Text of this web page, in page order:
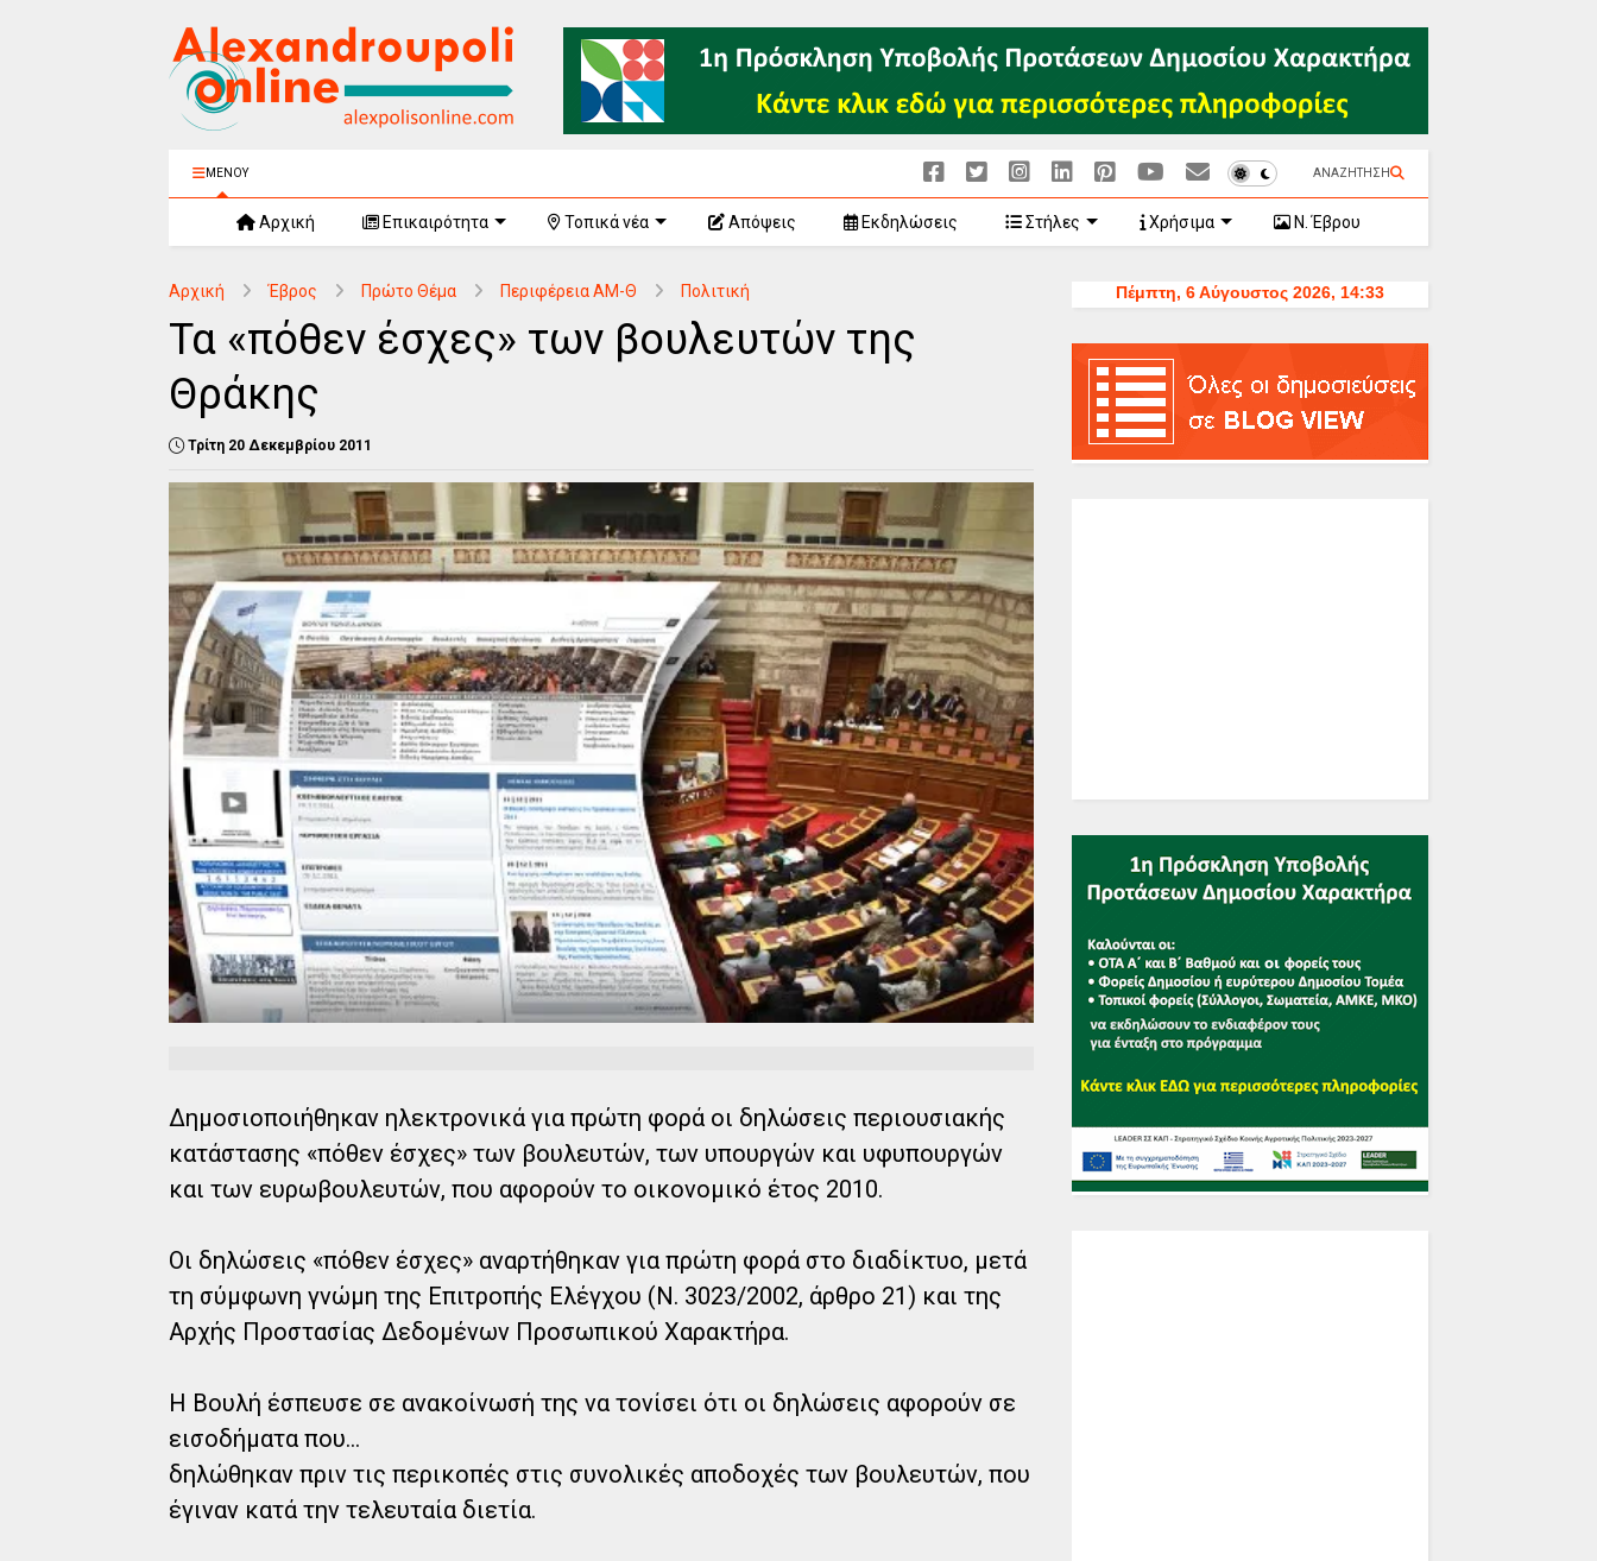
ΜΕΝΟΥ ΑΝΑΖΗΤΗΣΗ
Αρχική Επικαιρότητα Τοπικά νέα Απόψεις Εκδηλώσεις Στήλες Χρήσιμα Ν. Έβρου
Αρχική Έβρος Πρώτο Θέμα Περιφέρεια ΑΜ-Θ Πολιτική
Τα «πόθεν έσχες» των βουλευτών της
Θράκης
Τρίτη 20 Δεκεμβρίου 2011
Δημοσιοποιήθηκαν ηλεκτρονικά για πρώτη φορά οι δηλώσεις περιουσιακής
κατάστασης «πόθεν έσχες» των βουλευτών, των υπουργών και υφυπουργών
και των ευρωβουλευτών, που αφορούν το οικονομικό έτος 2010.
Οι δηλώσεις «πόθεν έσχες» αναρτήθηκαν για πρώτη φορά στο διαδίκτυο, μετά
τη σύμφωνη γνώμη της Επιτροπής Ελέγχου (Ν. 3023/2002, άρθρο 21) και της
Αρχής Προστασίας Δεδομένων Προσωπικού Χαρακτήρα.
Η Βουλή έσπευσε σε ανακοίνωσή της να τονίσει ότι οι δηλώσεις αφορούν σε
εισοδήματα που...
δηλώθηκαν πριν τις περικοπές στις συνολικές αποδοχές των βουλευτών, που
έγιναν κατά την τελευταία διετία.